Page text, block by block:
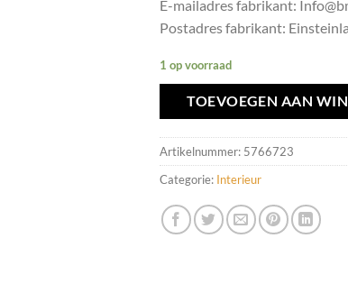
E-mailadres fabrikant:
Postadres fabrikant:
1 op voorraad
TOEVOEGEN AAN
Artikelnummer: 5766723
Categorie: Interieur